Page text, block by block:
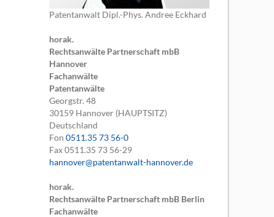
Patentanwalt Dipl.-Phys. Andree Eckhard
horak.
Rechtsanwälte Partnerschaft mbB
Hannover
Fachanwälte
Patentanwälte
Georgstr. 48
30159 Hannover (HAUPTSITZ)
Deutschland
Fon0511.35 73 56-0
Fax0511.35 73 56-29
hannover@patentanwalt-hannover.de
horak.
Rechtsanwälte Partnerschaft mbB Berlin
Fachanwälte